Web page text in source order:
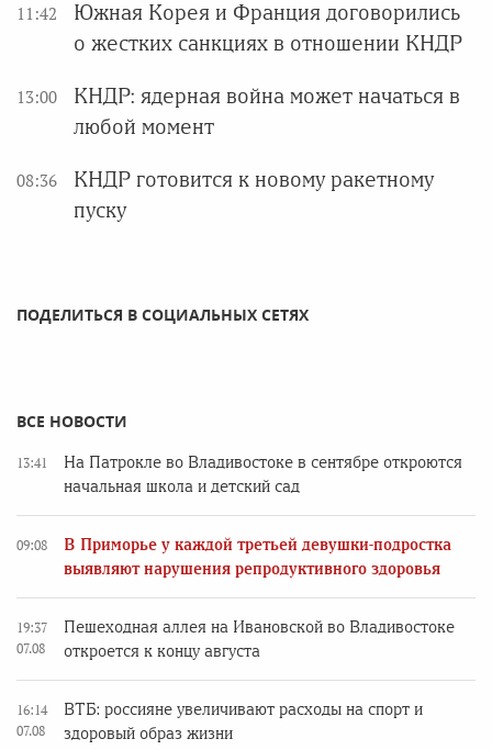
11:42
Южная Корея и Франция договорились
о жестких санкциях в отношении КНДР
13:00
КНДР: ядерная война может начаться в
любой момент
08:36
КНДР готовится к новому ракетному
пуску
ПОДЕЛИТЬСЯ В СОЦИАЛЬНЫХ СЕТЯХ
ВСЕ НОВОСТИ
13:41
На Патрокле во Владивостоке в сентябре откроются
начальная школа и детский сад
09:08
В Приморье у каждой третьей девушки-подростка
выявляют нарушения репродуктивного здоровья
19:37
07.08
Пешеходная аллея на Ивановской во Владивостоке
откроется к концу августа
16:14
07.08
ВТБ: россияне увеличивают расходы на спорт и
здоровый образ жизни